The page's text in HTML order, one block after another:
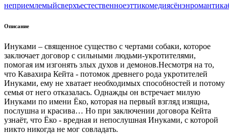
неприемлемыйсверхъестественноеэттикомедиясёнэнромантика
Описание
Инуками – священное существо с чертами собаки, которое
заключает договор с сильными людьми-укротителями,
помогая им изгонять злых духов и демонов.Несмотря на то,
что Кавахира Кейта - потомок древнего рода укротителей
Инуками, ему не хватает необходимых способностей и потому
семья от него отказалась. Однажды он встречает милую
Инуками по имени Ёко, которая на первый взгляд изящна,
послушна и красива… Но при заключении договора Кейта
узнаёт, что Ёко - вредная и непослушная Инуками, с которой
никто никогда не мог совладать.